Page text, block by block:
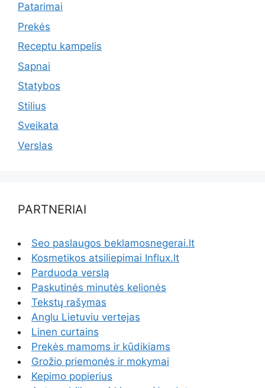
Patarimai
Prekės
Receptu kampelis
Sapnai
Statybos
Stilius
Sveikata
Verslas
PARTNERIAI
Seo paslaugos beklamosnegerai.lt
Kosmetikos atsiliepimai Influx.lt
Parduoda verslą
Paskutinės minutės kelionės
Tekstų rašymas
Anglu Lietuviu vertejas
Linen curtains
Prekės mamoms ir kūdikiams
Grožio priemonės ir mokymai
Kepimo popierius